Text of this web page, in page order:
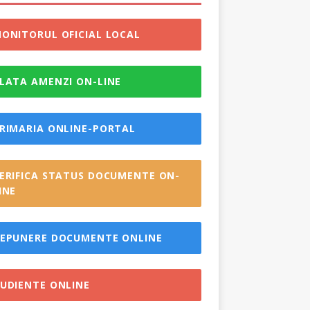
OFICIAL LOCAL
AMENZI ON-LINE
ONLINE-PORTAL
STATUS DOCUMENTE ON-
DOCUMENTE ONLINE
ONLINE